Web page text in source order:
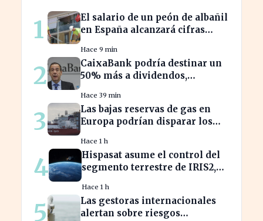
1
El salario de un peón de albañil
en España alcanzará cifras
Hace 9 min
2
CaixaBank podría destinar un
50% más a dividendos,
accionistas
Hace 39 min
3
Las bajas reservas de gas en
Europa podrían disparar los
Hace 1 h
4
Hispasat asume el control del
segmento terrestre de IRIS2,
europea
Hace 1 h
5
Las gestoras internacionales
alertan sobre riesgos